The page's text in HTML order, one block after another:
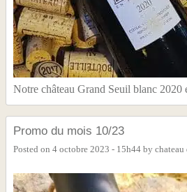
Notre château Grand Seuil blanc 2020
Promo du mois 10/23
Posted on 4 octobre 2023 - 15h44 by chateau